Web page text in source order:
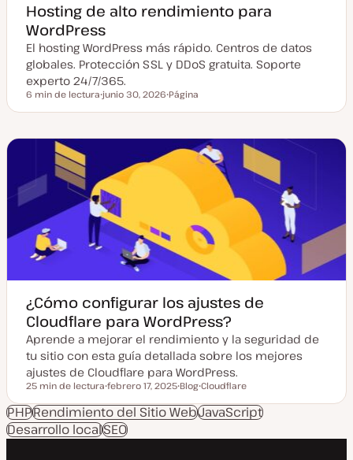
Hosting de alto rendimiento para
WordPress
El hosting WordPress más rápido. Centros de datos
globales. Protección SSL y DDoS gratuita. Soporte
experto 24/7/365.
Tiempo de lectura
6 min de lectura
e
h
t
u
a
l
i
z
a
d
junio 30, 2026
i
o
e
Página
¿Cómo configurar los ajustes de
Cloudflare para WordPress?
Aprende a mejorar el rendimiento y la seguridad de
tu sitio con esta guía detallada sobre los mejores
ajustes de Cloudflare para WordPress.
Tiempo de lectura
25 min de lectura
e
c
h
a
febrero 17, 2025
i
p
d
Blog
e
m
Cloudflare
PHPRendimiento del Sitio WebJavaScript
Desarrollo localSEO